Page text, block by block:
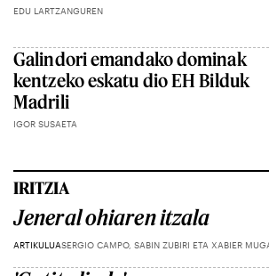
EDU LARTZANGUREN
Galindori emandako dominak
kentzeko eskatu dio EH Bilduk
Madrili
IGOR SUSAETA
IRITZIA
Jeneral ohiaren itzala
ARTIKULUASERGIO CAMPO, SABIN ZUBIRI ETA XABIER